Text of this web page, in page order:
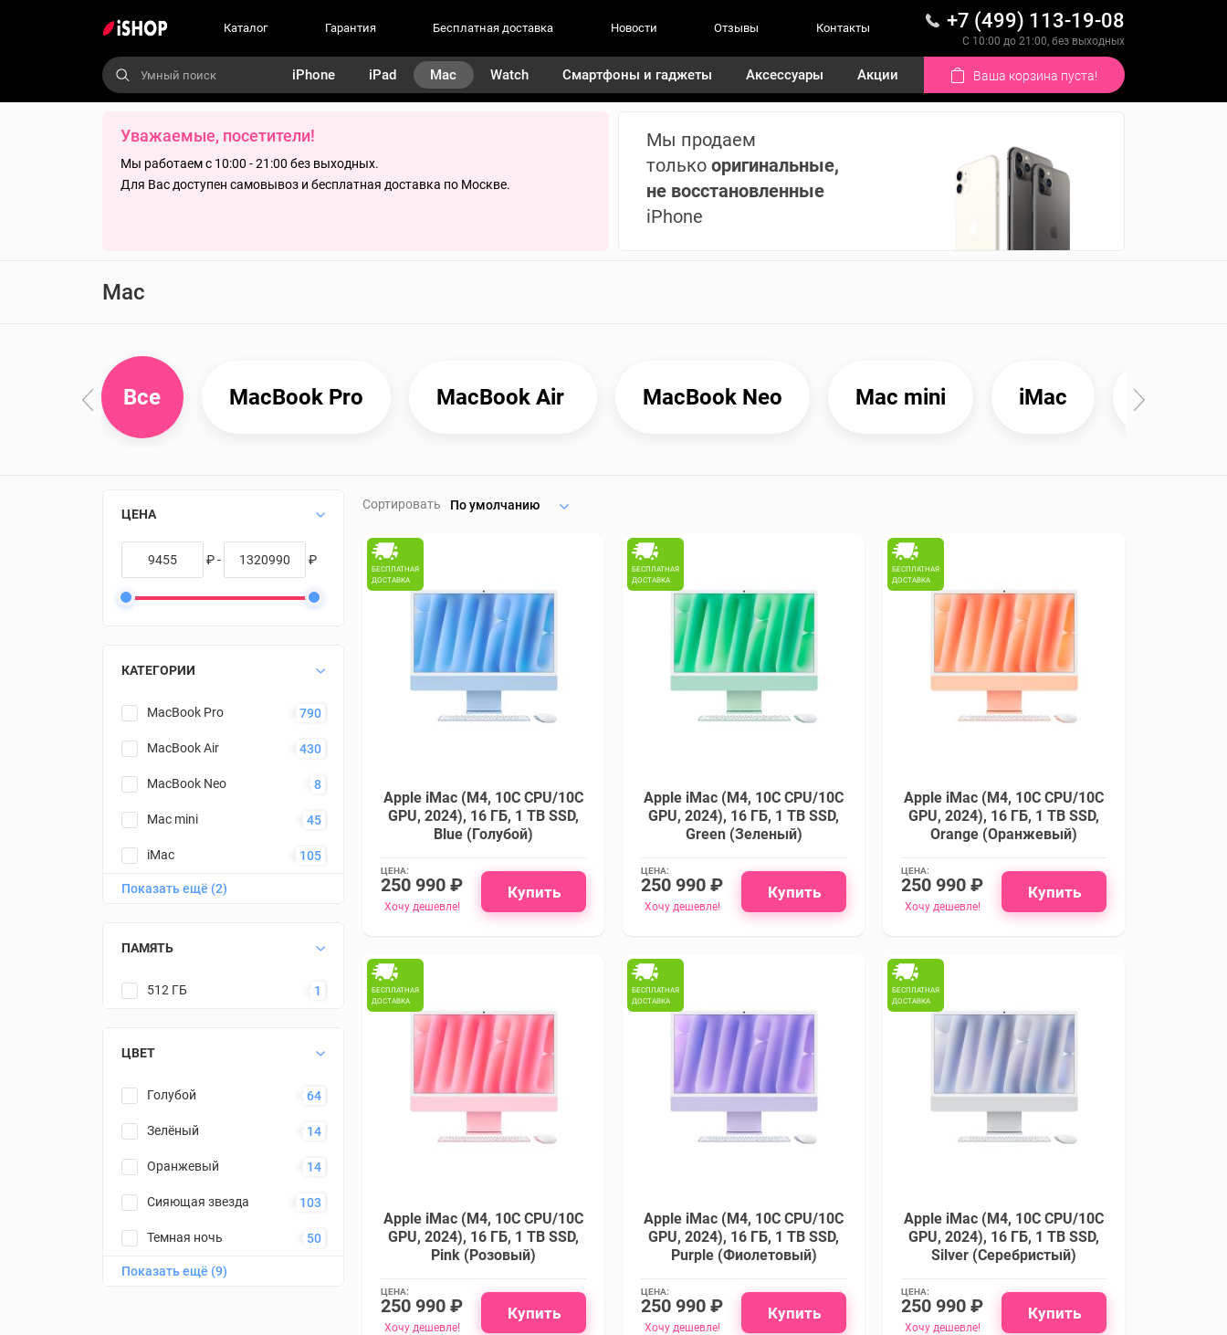
Каталог Гарантия Бесплатная доставка Новости Отзывы Контакты +7 (499) 113-19-08
С 10:00 до 21:00, без выходных
iPhone iPad Mac Watch Смартфоны и гаджеты Аксессуары Акции Ваша корзина пуста!
Уважаемые, посетители!
Мы работаем с 10:00 - 21:00 без выходных.
Для Вас доступен самовывоз и бесплатная доставка по Москве.
Мы продаем
только оригинальные,
не восстановленные
iPhone
Mac
Все MacBook Pro MacBook Air MacBook Neo Mac mini iMac Mac
ЦЕНА
₽ - ₽
КАТЕГОРИИ
MacBook Pro 790
MacBook Air 430
MacBook Neo 8
Mac mini 45
iMac 105
Mac Studio
Показать ещё (2)
ПАМЯТЬ
512 ГБ 1
ЦВЕТ
Голубой 64
Зелёный 14
Оранжевый 14
Сияющая звезда 103
Темная ночь 50
Фиолетовый
Показать ещё (9)
Сортировать По умолчанию
БЕСПЛАТНАЯ
ДОСТАВКА
Apple iMac (M4, 10C CPU/10C
GPU, 2024), 16 ГБ, 1 TB SSD,
Blue (Голубой)
ЦЕНА:
250 990 ₽
Хочу дешевле!
Купить
БЕСПЛАТНАЯ
ДОСТАВКА
Apple iMac (M4, 10C CPU/10C
GPU, 2024), 16 ГБ, 1 TB SSD,
Green (Зеленый)
ЦЕНА:
250 990 ₽
Хочу дешевле!
Купить
БЕСПЛАТНАЯ
ДОСТАВКА
Apple iMac (M4, 10C CPU/10C
GPU, 2024), 16 ГБ, 1 TB SSD,
Orange (Оранжевый)
ЦЕНА:
250 990 ₽
Хочу дешевле!
Купить
БЕСПЛАТНАЯ
ДОСТАВКА
Apple iMac (M4, 10C CPU/10C
GPU, 2024), 16 ГБ, 1 TB SSD,
Pink (Розовый)
ЦЕНА:
250 990 ₽
Хочу дешевле!
Купить
БЕСПЛАТНАЯ
ДОСТАВКА
Apple iMac (M4, 10C CPU/10C
GPU, 2024), 16 ГБ, 1 TB SSD,
Purple (Фиолетовый)
ЦЕНА:
250 990 ₽
Хочу дешевле!
Купить
БЕСПЛАТНАЯ
ДОСТАВКА
Apple iMac (M4, 10C CPU/10C
GPU, 2024), 16 ГБ, 1 TB SSD,
Silver (Серебристый)
ЦЕНА:
250 990 ₽
Хочу дешевле!
Купить